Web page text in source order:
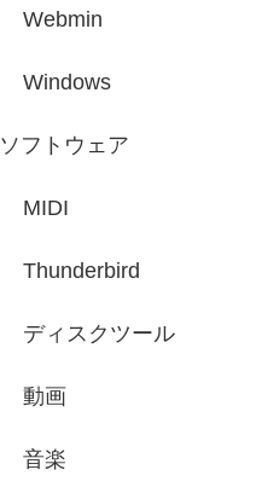
Webmin
Windows
ソフトウェア
MIDI
Thunderbird
ディスクツール
動画
音楽